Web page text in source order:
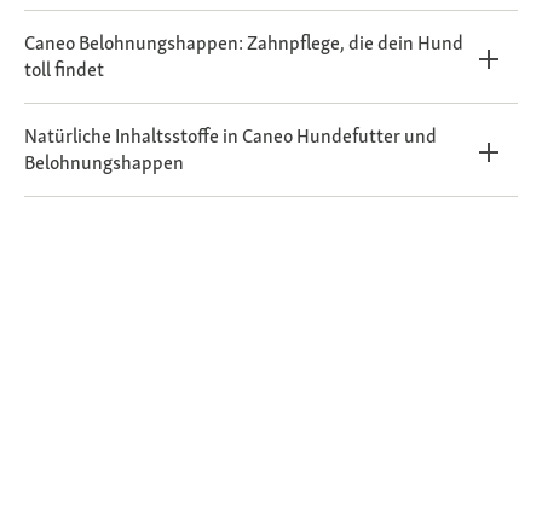
Caneo Belohnungshappen: Zahnpflege, die dein Hund
toll findet
Natürliche Inhaltsstoffe in Caneo Hundefutter und
Belohnungshappen